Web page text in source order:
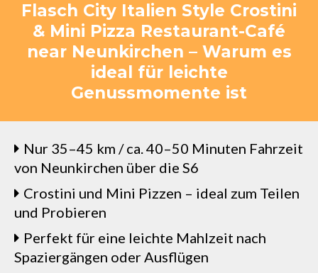
Flasch City Italien Style Crostini
& Mini Pizza Restaurant-Café
near Neunkirchen – Warum es
ideal für leichte
Genussmomente ist
Nur 35–45 km / ca. 40–50 Minuten Fahrzeit
von Neunkirchen über die S6
Crostini und Mini Pizzen – ideal zum Teilen
und Probieren
Perfekt für eine leichte Mahlzeit nach
Spaziergängen oder Ausflügen